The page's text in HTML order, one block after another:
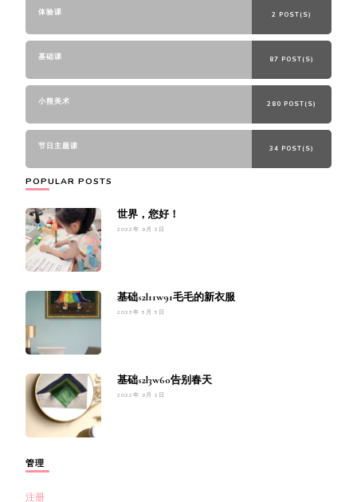
体验课 2 POST(S)
基础课 87 POST(S)
小熊美术 280 POST(S)
节日主题课 34 POST(S)
POPULAR POSTS
世界，您好！
2022年 9月 2日
基础s2l11w91毛毛的新衣服
2023年 5月 5日
基础s2l3w60告别春天
2022年 9月 2日
管理
注册